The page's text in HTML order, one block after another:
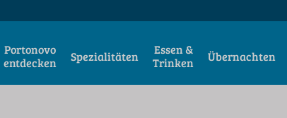
Portonovo
entdecken
Spezialitäten
Essen &
Trinken
Übernachten